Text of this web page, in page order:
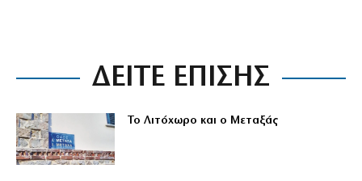
ΔΕΙΤΕ ΕΠΙΣΗΣ
Το Λιτόχωρο και ο Μεταξάς